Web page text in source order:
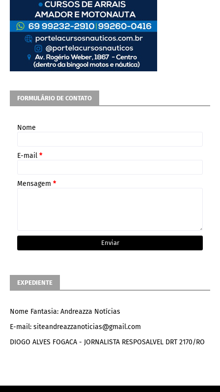
FORMULÁRIO DE CONTATO
Nome
E-mail *
Mensagem *
EXPEDIENTE
Nome Fantasia: Andreazza Notícias
E-mail: siteandreazzanoticias@gmail.com
DIOGO ALVES FOGACA - JORNALISTA RESPOSALVEL DRT 2170/RO